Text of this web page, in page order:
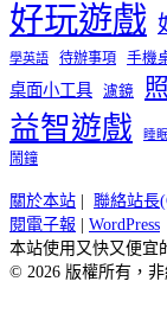
好玩遊戲
學英語 待辦事項 手機
桌面小工具 濾鏡
益智遊戲 睡
鬧鐘
關於本站 聯絡站長
閱電子報
WordPress
本站使用又快又便宜
© 2026 版權所有，